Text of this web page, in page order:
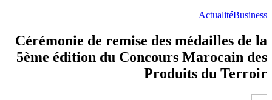
ActualitéBusiness
Cérémonie de remise des médailles de la
5ème édition du Concours Marocain des
Produits du Terroir